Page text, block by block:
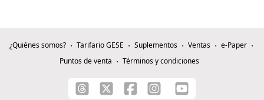
¿Quiénes somos? Tarifario GESE Suplementos Ventas
e-Paper
Puntos de venta
Términos y condiciones